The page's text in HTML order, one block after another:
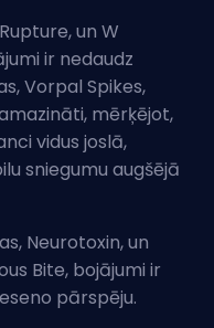
un W
ir nedaudz
Vorpal Spikes,
mērķējot,
vidus joslā,
sniegumu augšējā
Neurotoxin, un
Bite, bojājumi ir
pārspēju.